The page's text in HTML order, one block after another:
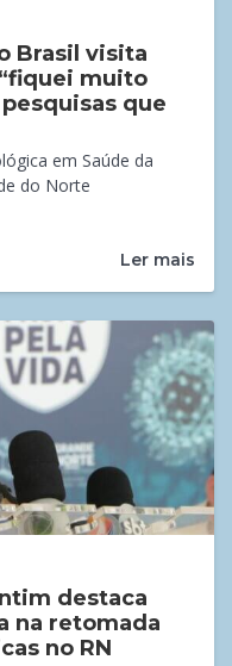
Brasil visita
muito
que
em Saúde da
do Norte
Ler mais
destaca
na retomada
no RN